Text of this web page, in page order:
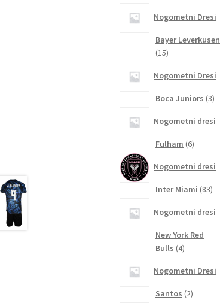
Nogometni Dresi
Bayer Leverkusen
1515
Nogometni Dresi
Boca Juniors 33
Nogometni dresi
Fulham 66
Nogometni dresi
Inter Miami 8383
Nogometni dresi
New York Red
Bulls 44
Nogometni Dresi
Santos 22